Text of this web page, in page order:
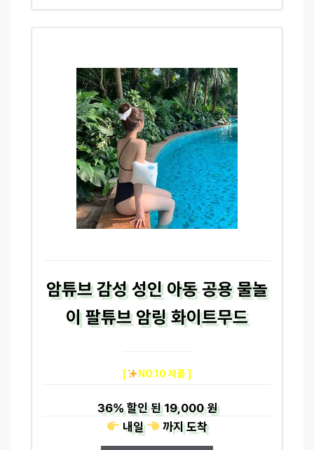
암튜브 감성 성인 아동 공용 물놀
이 팔튜브 암링 화이트무드
[ NO.10 제품 ]
36%할인 된19,000 원
내일
까지도착